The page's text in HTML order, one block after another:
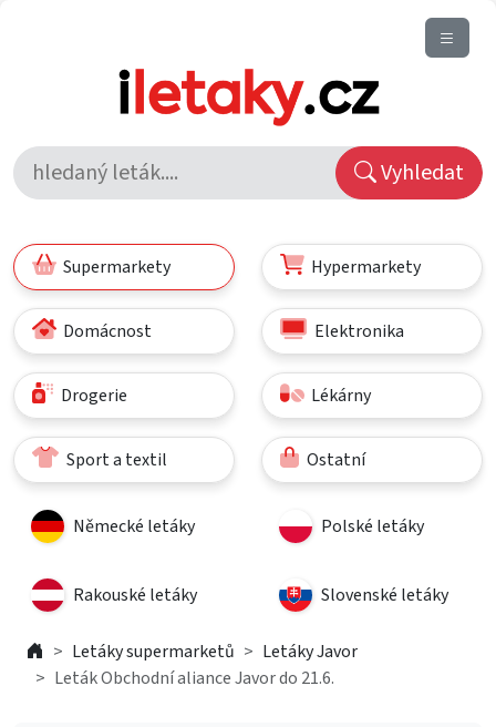
Vyhledat
Supermarkety Hypermarkety
Domácnost Elektronika
Drogerie Lékárny
Sport a textil Ostatní
Německé letáky Polské letáky
Rakouské letáky Slovenské letáky
Letáky supermarketů
Letáky Javor
Leták Obchodní aliance Javor do 21.6.